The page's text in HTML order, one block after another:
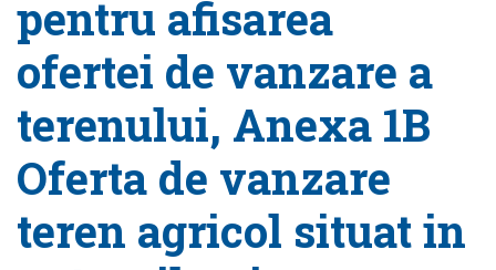
pentru afisarea
ofertei de vanzare a
terenului, Anexa 1B
Oferta de vanzare
teren agricol situat in